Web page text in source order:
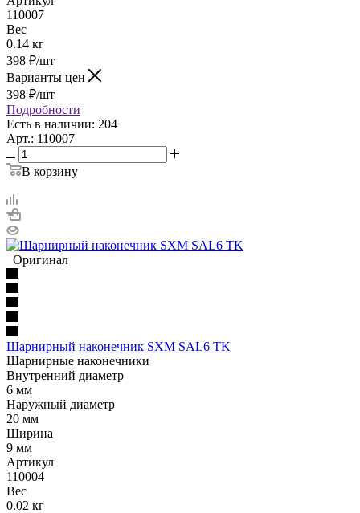
110007
Вес
0.14 кг
398 ₽/шт
Варианты цен
398 ₽/шт
Подробности
Есть в наличии: 204
Арт.: 110007
В корзину
Оригинал
Шарнирный наконечник SXM SAL6 TK
Шарнирные наконечники
Внутренний диаметр
6 мм
Наружный диаметр
20 мм
Ширина
9 мм
Артикул
110004
Вес
0.02 кг